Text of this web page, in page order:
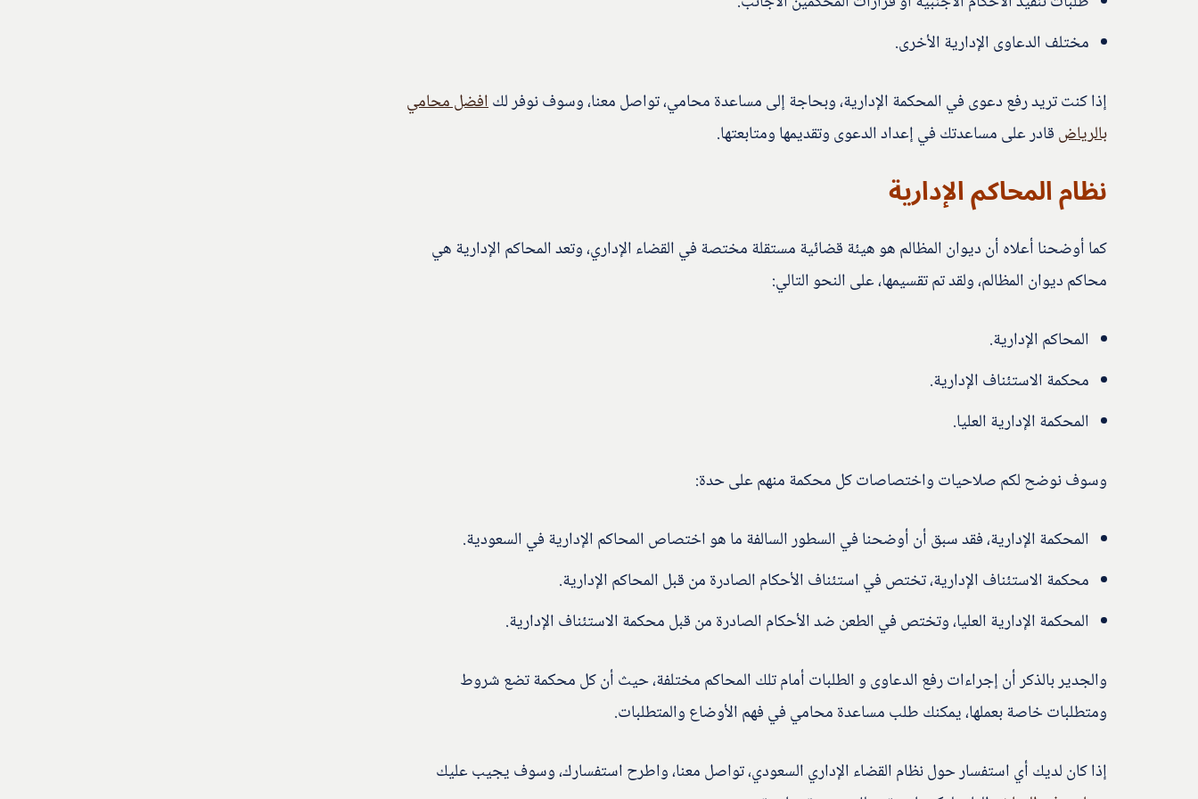
مختلف الدعاوى الإدارية الأخرى.
إذا كنت تريد رفع دعوى في المحكمة الإدارية، وبحاجة إلى مساعدة محامي، تواصل معنا، وسوف نوفر لكافضل محامي
بالرياضقادر على مساعدتك في إعداد الدعوى وتقديمها ومتابعتها.
نظام المحاكم الإدارية
كما أوضحنا أعلاه أن ديوان المظالم هو هيئة قضائية مستقلة مختصة في القضاء الإداري، وتعد المحاكم الإدارية هي
محاكم ديوان المظالم، ولقد تم تقسيمها، على النحو التالي:
المحاكم الإدارية.
محكمة الاستئناف الإدارية.
المحكمة الإدارية العليا.
وسوف نوضح لكم صلاحيات واختصاصات كل محكمة منهم على حدة:
المحكمة الإدارية، فقد سبق أن أوضحنا في السطور السالفة ما هو اختصاص المحاكم الإدارية في السعودية.
محكمة الاستئناف الإدارية، تختص في استئناف الأحكام الصادرة من قبل المحاكم الإدارية.
المحكمة الإدارية العليا، وتختص في الطعن ضد الأحكام الصادرة من قبل محكمة الاستئناف الإدارية.
والجدير بالذكر أن إجراءات رفع الدعاوى و الطلبات أمام تلك المحاكم مختلفة، حيث أن كل محكمة تضع شروط
ومتطلبات خاصة بعملها، يمكنك طلب مساعدة محامي في فهم الأوضاع والمتطلبات.
إذا كان لديك أي استفسار حول نظام القضاء الإداري السعودي، تواصل معنا، واطرح استفسارك، وسوف يجيب عليك